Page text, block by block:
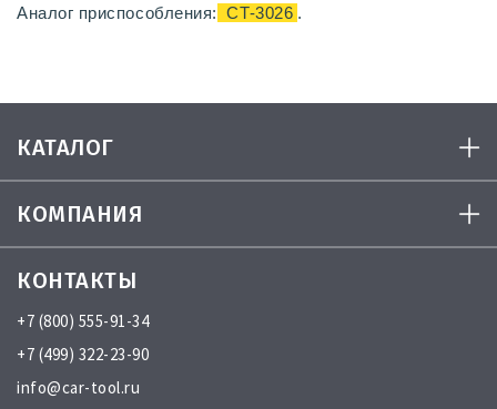
Аналог приспособления: CT-3026 .
КАТАЛОГ
КОМПАНИЯ
КОНТАКТЫ
+7 (800) 555-91-34
+7 (499) 322-23-90
info@car-tool.ru